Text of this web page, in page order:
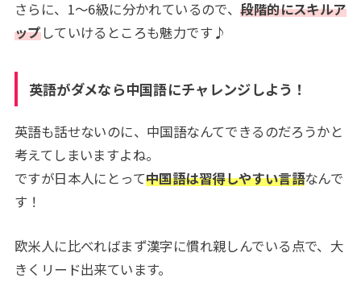
さらに、1〜6級に分かれているので、段階的にスキルア
ップしていけるところも魅力です♪
英語がダメなら中国語にチャレンジしよう！
英語も話せないのに、中国語なんてできるのだろうかと
考えてしまいますよね。
ですが日本人にとって中国語は習得しやすい言語なんで
す！
欧米人に比べればまず漢字に慣れ親しんでいる点で、大
きくリード出来ています。